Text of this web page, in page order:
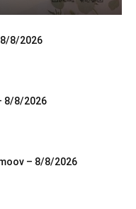
8/8/2026
8/8/2026
– 8/8/2026